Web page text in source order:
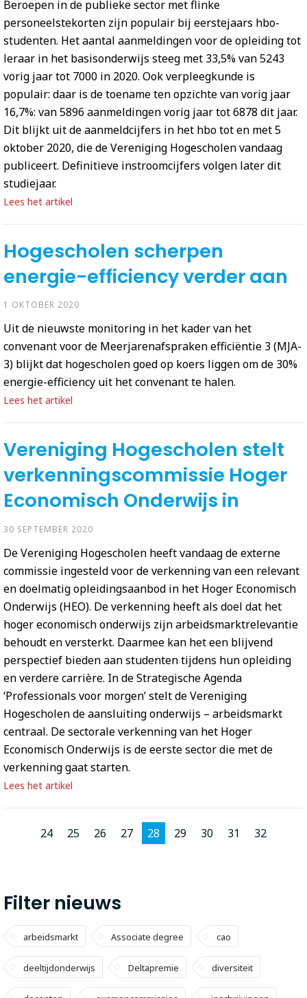
Beroepen in de publieke sector met flinke
personeelstekorten zijn populair bij eerstejaars hbo-
studenten. Het aantal aanmeldingen voor de opleiding tot
leraar in het basisonderwijs steeg met 33,5% van 5243
vorig jaar tot 7000 in 2020. Ook verpleegkunde is
populair: daar is de toename ten opzichte van vorig jaar
16,7%: van 5896 aanmeldingen vorig jaar tot 6878 dit jaar.
Dit blijkt uit de aanmeldcijfers in het hbo tot en met 5
oktober 2020, die de Vereniging Hogescholen vandaag
publiceert. Definitieve instroomcijfers volgen later dit
studiejaar.
Lees het artikel
Hogescholen scherpen
energie-efficiency verder aan
1 OKTOBER 2020
Uit de nieuwste monitoring in het kader van het
convenant voor de Meerjarenafspraken efficiëntie 3 (MJA-
3) blijkt dat hogescholen goed op koers liggen om de 30%
energie-efficiency uit het convenant te halen.
Lees het artikel
Vereniging Hogescholen stelt
verkenningscommissie Hoger
Economisch Onderwijs in
30 SEPTEMBER 2020
De Vereniging Hogescholen heeft vandaag de externe
commissie ingesteld voor de verkenning van een relevant
en doelmatig opleidingsaanbod in het Hoger Economisch
Onderwijs (HEO). De verkenning heeft als doel dat het
hoger economisch onderwijs zijn arbeidsmarktrelevantie
behoudt en versterkt. Daarmee kan het een blijvend
perspectief bieden aan studenten tijdens hun opleiding
en verdere carrière. In de Strategische Agenda
‘Professionals voor morgen’ stelt de Vereniging
Hogescholen de aansluiting onderwijs – arbeidsmarkt
centraal. De sectorale verkenning van het Hoger
Economisch Onderwijs is de eerste sector die met de
verkenning gaat starten.
Lees het artikel
24 25 26 27 28 29 30 31 32
Filter nieuws
arbeidsmarkt Associate degree cao
deeltijdonderwijs Deltapremie diversiteit